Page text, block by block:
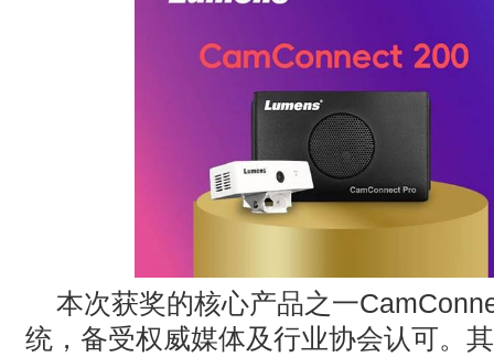
本次获奖的核心产品之一
统，备受权威媒体及行业协会认可。